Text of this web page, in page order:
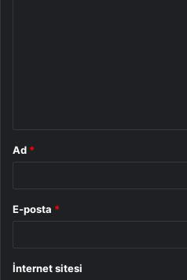
Ad *
E-posta *
İnternet sitesi